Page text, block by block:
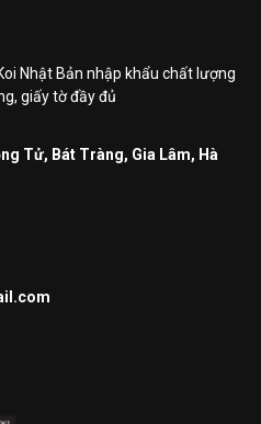
Nhật Bản nhập khẩu chất lượng
giấy tờ đầy đủ
Tử, Bát Tràng, Gia Lâm, Hà